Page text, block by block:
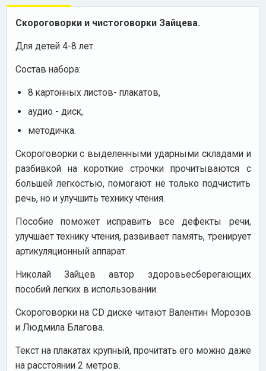
Скороговорки и чистоговорки Зайцева.
Для детей 4-8 лет.
Состав набора:
8 картонных листов- плакатов,
аудио - диск,
методичка.
Скороговорки с выделенными ударными складами и
разбивкой на короткие строчки прочитываются с
большей легкостью, помогают не только подчистить
речь, но и улучшить технику чтения.
Пособие поможет исправить все дефекты речи,
улучшает технику чтения, развивает память, тренирует
артикуляционный аппарат.
Николай Зайцев автор здоровьесберегающих
пособий легких в использовании.
Скороговорки на СD диске читают Валентин Морозов
и Людмила Благова.
Текст на плакатах крупный, прочитать его можно даже
на расстоянии 2 метров.